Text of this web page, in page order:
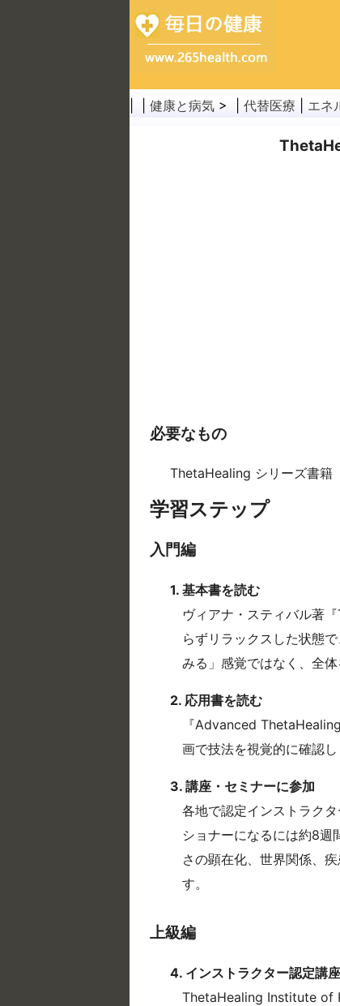
健康と病気 > | 代替医療 エネ
必要なもの
ThetaHealing シリーズ書籍
学習ステップ
入門編
1. 基本書を読む
ヴィアナ・スティバル著
らずリラックスした状態
みる」感覚ではなく、全
2. 応用書を読む
『Advanced
画で技法を視覚的に確認し
3. 講座・セミナーに参加
各地で認定インストラク
ショナーになるには約8週
さの顕在化、世界関係、
す。
上級編
4. インストラクター認定講座
ThetaHealing Institute of